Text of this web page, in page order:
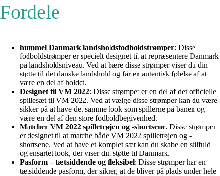
Fordele
hummel Danmark landsholdsfodboldstrømper: Disse
fodboldstrømper er specielt designet til at repræsentere Danmark
på landsholdsniveau. Ved at bære disse strømper viser du din
støtte til det danske landshold og får en autentisk følelse af at
være en del af holdet.
Designet til VM 2022: Disse strømper er en del af det officielle
spillesæt til VM 2022. Ved at vælge disse strømper kan du være
sikker på at have det samme look som spillerne på banen og
være en del af den store fodboldbegivenhed.
Matcher VM 2022 spilletrøjen og -shortsene: Disse strømper
er designet til at matche både VM 2022 spilletrøjen og -
shortsene. Ved at have et komplet sæt kan du skabe en stilfuld
og ensartet look, der viser din støtte til Danmark.
Pasform – tætsiddende og fleksibel: Disse strømper har en
tætsiddende pasform, der sikrer, at de bliver på plads under hele